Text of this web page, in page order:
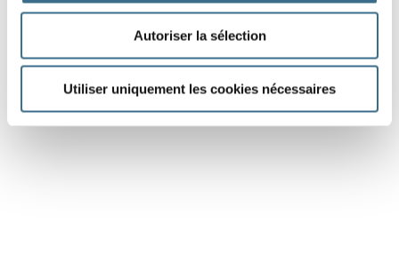
Autoriser la sélection
Utiliser uniquement les cookies nécessaires